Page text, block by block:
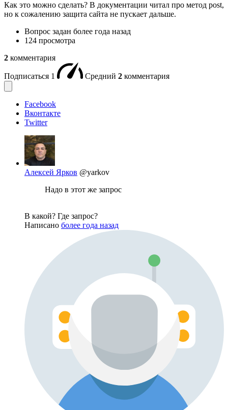
Как это можно сделать? В документации читал про метод post,
но к сожалению защита сайта не пускает дальше.
Вопрос задан более года назад
124 просмотра
2 комментария
Подписаться 1 Средний 2 комментария
Facebook
Вконтакте
Twitter
Алексей Ярков @yarkov
Надо в этот же запрос
В какой? Где запрос?
Написано более года назад